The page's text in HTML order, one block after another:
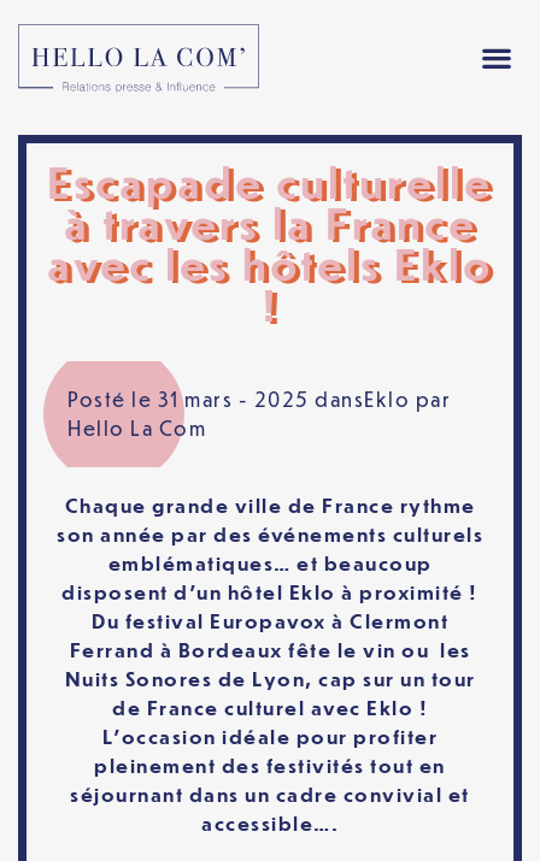
Escapade culturelle
à travers la France
avec les hôtels Eklo
!
Posté le 31 mars - 2025 dansEklo par
Hello La Com
Chaque grande ville de France rythme
son année par des événements culturels
emblématiques… et beaucoup
disposent d’un hôtel Eklo à proximité !
Du festival Europavox à Clermont
Ferrand à Bordeaux fête le vin ou les
Nuits Sonores de Lyon, cap sur un tour
de France culturel avec Eklo !
L’occasion idéale pour profiter
pleinement des festivités tout en
séjournant dans un cadre convivial et
accessible….